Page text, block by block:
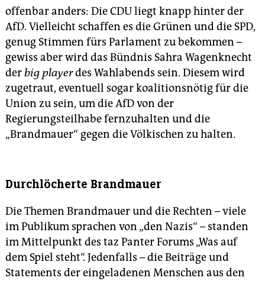
offenbar anders: Die CDU liegt knapp hinter der
AfD. Vielleicht schaffen es die Grünen und die SPD,
genug Stimmen fürs Parlament zu bekommen –
gewiss aber wird das Bündnis Sahra Wagenknecht
derbig playerdes Wahlabends sein. Diesem wird
zugetraut, eventuell sogar koalitionsnötig für die
Union zu sein, um die AfD von der
Regierungsteilhabe fernzuhalten und die
„Brandmauer“ gegen die Völkischen zu halten.
Durchlöcherte Brandmauer
Die Themen Brandmauer und die Rechten – viele
im Pu­bli­kum sprachen von „den Nazis“ – standen
im Mittelpunkt des taz Panter Forums „Was auf
dem Spiel steht“. Jedenfalls – die Beiträge und
Statements der eingeladenen Menschen aus den